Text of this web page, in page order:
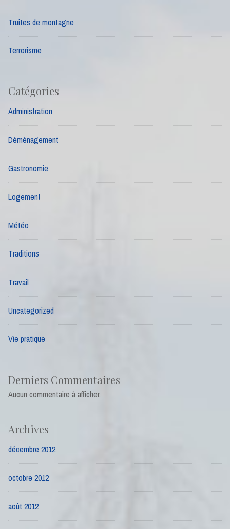
Truites de montagne
Terrorisme
Catégories
Administration
Déménagement
Gastronomie
Logement
Météo
Traditions
Travail
Uncategorized
Vie pratique
Derniers Commentaires
Aucun commentaire à afficher.
Archives
décembre 2012
octobre 2012
août 2012